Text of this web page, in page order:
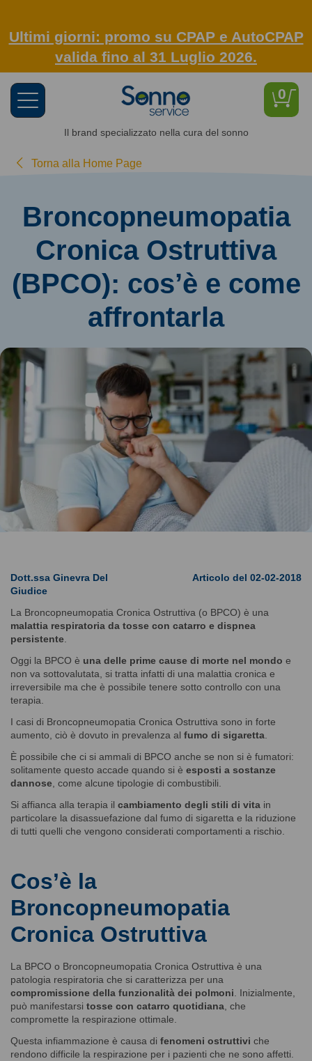
Ultimi giorni: promo su CPAP e AutoCPAP
valida fino al 31 Luglio 2026.
0
Toggle
navigation
Il brand specializzato nella cura del sonno
Torna alla Home Page
Broncopneumopatia
Cronica Ostruttiva
(BPCO): cos’è e come
affrontarla
Dott.ssa Ginevra Del
Giudice
Articolo del 02-02-2018
La Broncopneumopatia Cronica Ostruttiva (o BPCO) è una
malattia respiratoria da tosse con catarro e dispnea
persistente
Oggi la BPCO è una delle prime cause di morte nel mondo e
non va sottovalutata, si tratta infatti di una malattia cronica e
irreversibile ma che è possibile tenere sotto controllo con una
terapia.
I casi di Broncopneumopatia Cronica Ostruttiva sono in forte
aumento, ciò è dovuto in prevalenza al fumo di sigaretta
È possibile che ci si ammali di BPCO anche se non si è fumatori:
solitamente questo accade quando si è esposti a sostanze
dannose , come alcune tipologie di combustibili.
Si affianca alla terapia il cambiamento degli stili di vita in
particolare la disassuefazione dal fumo di sigaretta e la riduzione
di tutti quelli che vengono considerati comportamenti a rischio.
Cos’è la
Broncopneumopatia
Cronica Ostruttiva
La BPCO o Broncopneumopatia Cronica Ostruttiva è una
patologia respiratoria che si caratterizza per una
compromissione della funzionalità dei polmoni . Inizialmente,
può manifestarsi tosse con catarro quotidiana , che
compromette la respirazione ottimale.
Questa infiammazione è causa di fenomeni ostruttivi che
rendono difficile la respirazione per i pazienti che ne sono affetti.